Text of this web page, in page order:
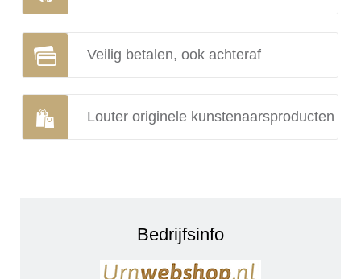
Veilig betalen, ook achteraf
Louter originele kunstenaarsproducten
Bedrijfsinfo